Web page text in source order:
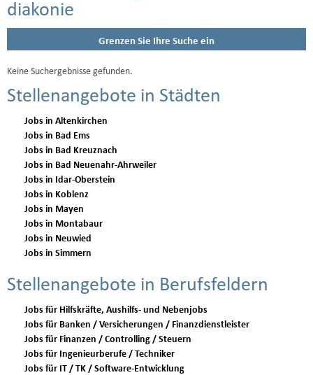
diakonie
Grenzen Sie Ihre Suche ein
Keine Suchergebnisse gefunden.
Stellenangebote in Städten
Jobs in Altenkirchen
Jobs in Bad Ems
Jobs in Bad Kreuznach
Jobs in Bad Neuenahr-Ahrweiler
Jobs in Idar-Oberstein
Jobs in Koblenz
Jobs in Mayen
Jobs in Montabaur
Jobs in Neuwied
Jobs in Simmern
Stellenangebote in Berufsfeldern
Jobs für Hilfskräfte, Aushilfs- und Nebenjobs
Jobs für Banken / Versicherungen / Finanzdienstleister
Jobs für Finanzen / Controlling / Steuern
Jobs für Ingenieurberufe / Techniker
Jobs für IT / TK / Software-Entwicklung